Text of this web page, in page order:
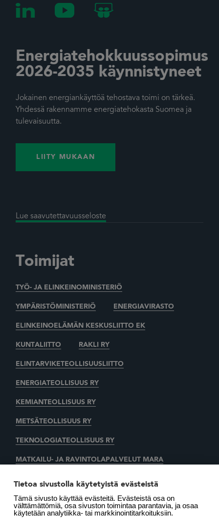
Energiatehokkuussopimus
2026-2035 käynnistyneet
Jokainen energiankäyttöä tehostava toimi on tärkeä.
Yhdessä rakennamme energiatehokasta Suomea ja
tulevaisuutta.
LIITY MUKAAN
Lue saavutettavuusseloste
Toimijat
TYÖ- JA ELINKEINOMINISTERIÖ
YMPÄRISTÖMINISTERIÖ ENERGIAVIRASTO
ELINKEINOELÄMÄN KESKUSLIITTO EK
KUNTALIITTO RAKLI RY
ELINTARVIKETEOLLISUUSLIITTO
ENERGIATEOLLISUUS RY
KEMIANTEOLLISUUS RY
METSÄTEOLLISUUS RY
TEKNOLOGIATEOLLISUUS RY
MATKAILU- JA RAVINTOLAPALVELUT MARA
SUOMEN LÄMMITYSTIETO OY
Tietoa sivustolla käytetyistä evästeistä
Tämä sivusto käyttää evästeitä. Evästeistä osa on
välttämättömiä, osa sivuston toimintaa parantavia, ja osaa
käytetään analytiikka- tai markkinointitarkoituksiin.